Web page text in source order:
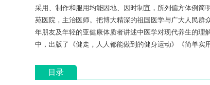
采用、制作和服用均能因地、因时制宜，所列偏方体例
苑医院，主治医师。把博大精深的祖国医学与广大人民
年朋友及年轻的亚健康体质者讲述中医学对现代养生的理
中，出版了《健走，人人都能做到的健身运动》《简单实
目录